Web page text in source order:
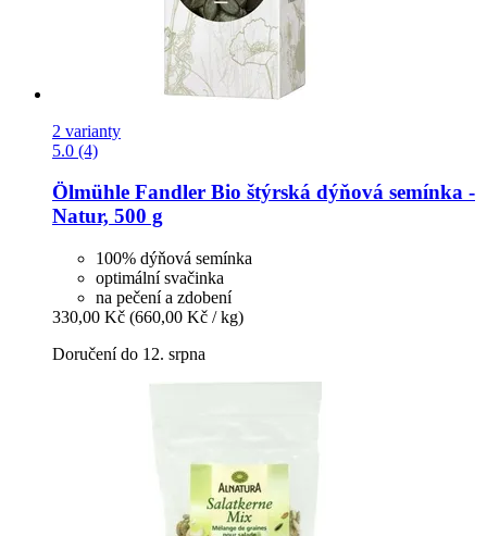
2 varianty
5.0 (4)
Ölmühle Fandler Bio štýrská dýňová semínka -​
Natur, 500 g
100% dýňová semínka
optimální svačinka
na pečení a zdobení
330,00 Kč (660,00 Kč / kg)
Doručení do 12. srpna